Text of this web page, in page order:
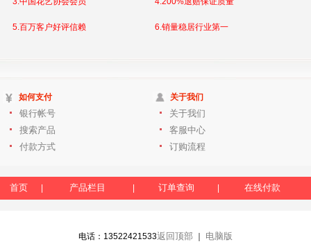
5.百万客户好评信赖 6.销量稳居行业第一
如何支付 关于我们
银行帐号
关于我们
搜索产品
客服中心
付款方式
订购流程
首页 产品栏目 订单查询 在线付款
电话：13522421533返回顶部 电脑版